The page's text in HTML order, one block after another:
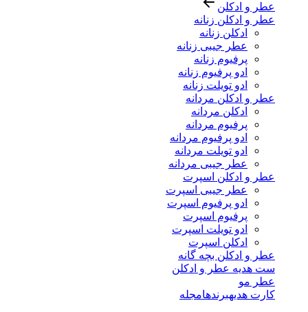
عطر و ادکلن
عطر و ادکلن زنانه
ادکلن زنانه
عطر جیبی زنانه
پرفیوم زنانه
ادو پرفیوم زنانه
ادو تویلت زنانه
عطر و ادکلن مردانه
ادکلن مردانه
پرفیوم مردانه
ادو پرفیوم مردانه
ادو تویلت مردانه
عطر جیبی مردانه
عطر و ادکلن اسپرت
عطر جیبی اسپرت
ادو پرفیوم اسپرت
پرفیوم اسپرت
ادو تویلت اسپرت
ادکلن اسپرت
عطر و ادکلن بچه گانه
ست هدیه عطر و ادکلن
عطر مو
کارت هدیهبرندهامجله